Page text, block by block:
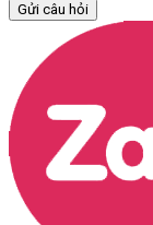
Gửi câu hỏi